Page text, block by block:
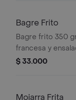
Bagre Frito
Bagre frito 350
francesa y
$ 33.000
Mojarra Frita